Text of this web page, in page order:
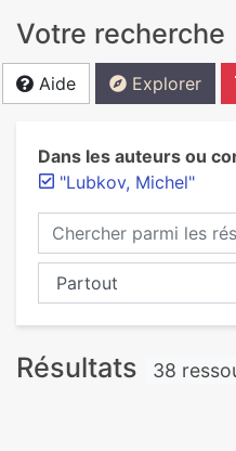
Votre recherche
Aide Explorer
Dans les auteurs ou
"Lubkov, Michel"
Chercher parmi les
Chercher dans...
Résultats 38